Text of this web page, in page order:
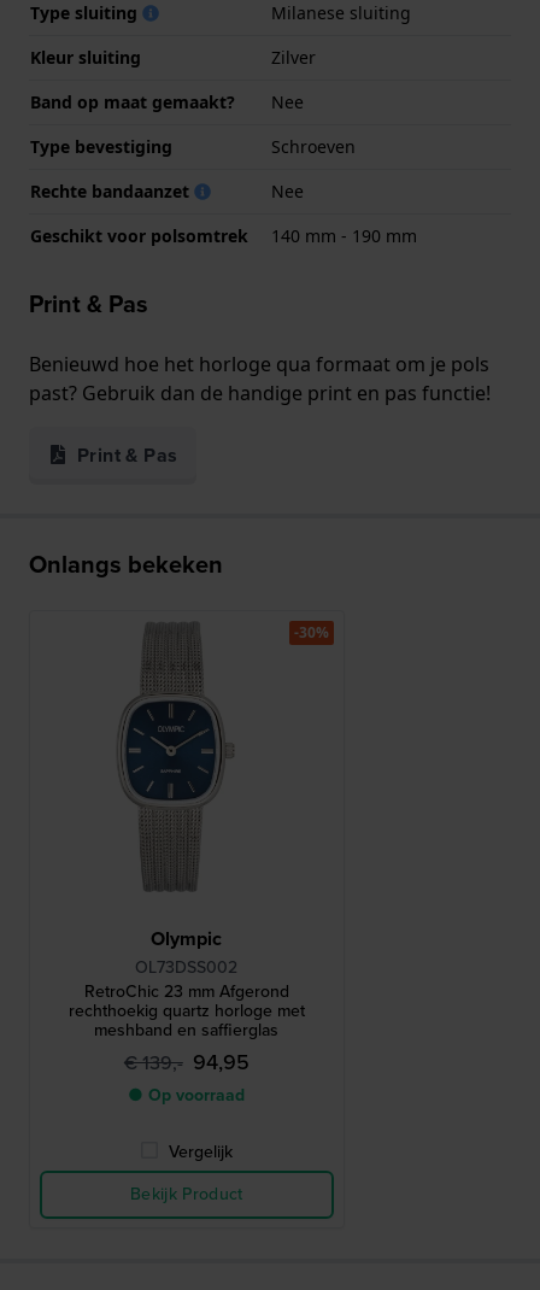
Type sluiting
Milanese sluiting
Kleur sluiting
Zilver
Band op maat gemaakt?
Nee
Type bevestiging
Schroeven
Rechte bandaanzet
Nee
Geschikt voor polsomtrek
140 mm - 190 mm
Print & Pas
Benieuwd hoe het horloge qua formaat om je pols
past? Gebruik dan de handige print en pas functie!
Print & Pas
Onlangs bekeken
Olympic
OL73DSS002
RetroChic 23 mm Afgerond
rechthoekig quartz horloge met
meshband en saffierglas
€ 139,- 94,95
● Op voorraad
Vergelijk
Bekijk Product
-30%